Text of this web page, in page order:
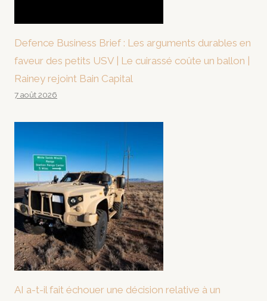
Defence Business Brief : Les arguments durables en
faveur des petits USV | Le cuirassé coûte un ballon |
Rainey rejoint Bain Capital
7 août 2026
AI a-t-il fait échouer une décision relative à un